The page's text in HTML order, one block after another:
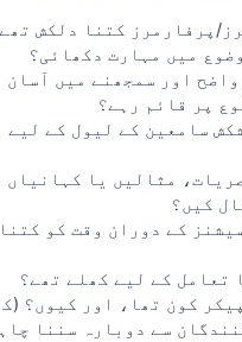
پرفارمرز کتنا دلکش
میں مہارت دکھائی؟
اور سمجھنے میں آسان
پر قائم رہے؟
سامعین کے لیول کے لیے
مثالیں یا کہانیاں
کیں؟
کے دوران وقت کو
تعامل کے لیے کھلے تھے؟
کون تھا، اور کیوں؟
سے دوبارہ سننا